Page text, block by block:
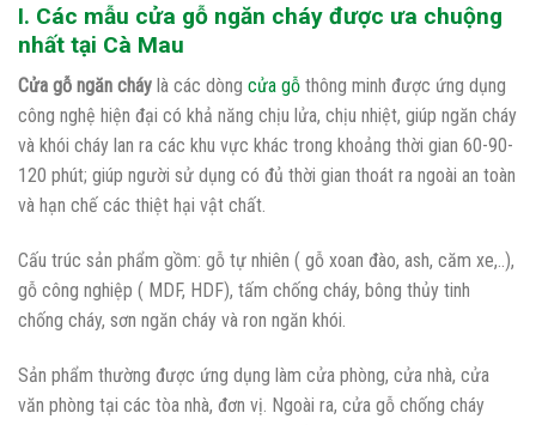
I. Các mẫu cửa gỗ ngăn cháy được ưa chuộng
nhất tại Cà Mau
Cửa gỗ ngăn cháy là các dòng cửa gỗ thông minh được ứng dụng
công nghệ hiện đại có khả năng chịu lửa, chịu nhiệt, giúp ngăn cháy
và khói cháy lan ra các khu vực khác trong khoảng thời gian 60-90-
120 phút; giúp người sử dụng có đủ thời gian thoát ra ngoài an toàn
và hạn chế các thiệt hại vật chất.
Cấu trúc sản phẩm gồm: gỗ tự nhiên ( gỗ xoan đào, ash, căm xe,..),
gỗ công nghiệp ( MDF, HDF), tấm chống cháy, bông thủy tinh
chống cháy, sơn ngăn cháy và ron ngăn khói.
Sản phẩm thường được ứng dụng làm cửa phòng, cửa nhà, cửa
văn phòng tại các tòa nhà, đơn vị. Ngoài ra, cửa gỗ chống cháy